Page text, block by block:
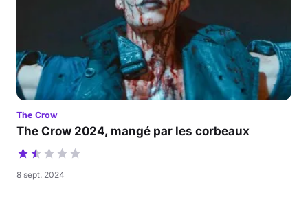
The Crow
The Crow 2024, mangé par les corbeaux
8 sept. 2024